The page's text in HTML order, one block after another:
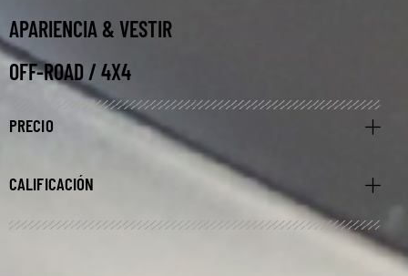
APARIENCIA & VESTIR
OFF-ROAD / 4X4
PRECIO
CALIFICACIÓN